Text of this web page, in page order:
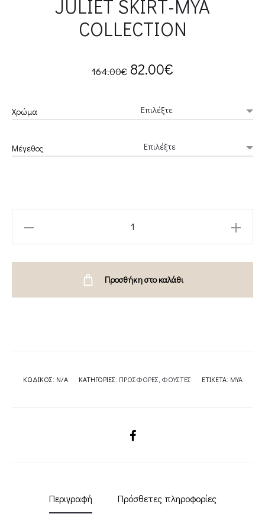
JULIET SKIRT-MYA
COLLECTION
164.00€ Original
was:
164.00€.
82.00€
is:
82.00€.
Χρώμα
Μέγεθος
Προσθήκη στο καλάθι
ΚΩΔΙΚΌΣ: N/A ΚΑΤΗΓΟΡΊΕΣ: ΠΡΟΣΦΟΡΕΣ, ΦΟΥΣΤΕΣ ΕΤΙΚΈΤΑ: MYA
SHARE
Περιγραφή Πρόσθετες πληροφορίες